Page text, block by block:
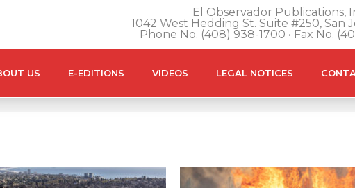
El Observador Publications,
1042 West Hedding St. Suite #250, San
Phone No. (408) 938-1700 • Fax No.
US E-EDITIONS VIDEOS LEGAL NOTICES